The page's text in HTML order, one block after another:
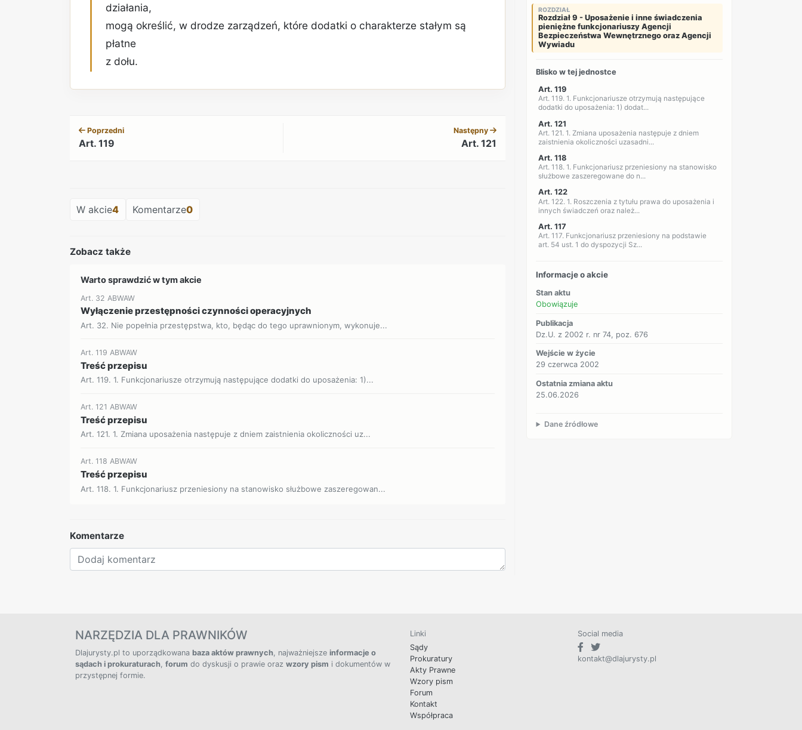
działania,
mogą określić, w drodze zarządzeń, które dodatki o charakterze stałym są
płatne
z dołu.
Poprzedni
Art. 119
Następny
Art. 121
W akcie4 Komentarze0
Zobacz także
Warto sprawdzić w tym akcie
Art. 32 ABWAW
Wyłączenie przestępności czynności operacyjnych
Art. 32. Nie popełnia przestępstwa, kto, będąc do tego uprawnionym, wykonuje...
Art. 119 ABWAW
Treść przepisu
Art. 119. 1. Funkcjonariusze otrzymują następujące dodatki do uposażenia: 1)...
Art. 121 ABWAW
Treść przepisu
Art. 121. 1. Zmiana uposażenia następuje z dniem zaistnienia okoliczności uz...
Art. 118 ABWAW
Treść przepisu
Art. 118. 1. Funkcjonariusz przeniesiony na stanowisko służbowe zaszeregowan...
Komentarze
ROZDZIAŁ
Rozdział 9 - Uposażenie i inne świadczenia
pieniężne funkcjonariuszy Agencji
Bezpieczeństwa Wewnętrznego oraz Agencji
Wywiadu
Blisko w tej jednostce
Art. 119
Art. 119. 1. Funkcjonariusze otrzymują następujące
dodatki do uposażenia: 1) dodat...
Art. 121
Art. 121. 1. Zmiana uposażenia następuje z dniem
zaistnienia okoliczności uzasadni...
Art. 118
Art. 118. 1. Funkcjonariusz przeniesiony na stanowisko
służbowe zaszeregowane do n...
Art. 122
Art. 122. 1. Roszczenia z tytułu prawa do uposażenia i
innych świadczeń oraz należ...
Art. 117
Art. 117. Funkcjonariusz przeniesiony na podstawie
art. 54 ust. 1 do dyspozycji Sz...
Informacje o akcie
Stan aktu
Obowiązuje
Publikacja
Dz.U. z 2002 r. nr 74, poz. 676
Wejście w życie
29 czerwca 2002
Ostatnia zmiana aktu
25.06.2026
Dane źródłowe
NARZĘDZIA DLA PRAWNIKÓW
Dlajurysty.pl to uporządkowana baza aktów prawnych, najważniejsze informacje o
sądach i prokuraturach, forum do dyskusji o prawie oraz wzory pism i dokumentów w
przystępnej formie.
Linki
Sądy
Prokuratury
Akty Prawne
Wzory pism
Forum
Kontakt
Współpraca
Social media
kontakt@dlajurysty.pl